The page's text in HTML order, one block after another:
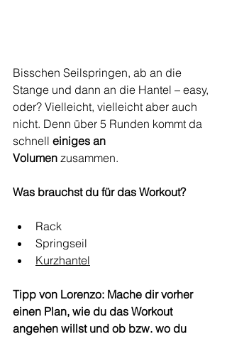
Bisschen Seilspringen, ab an die
Stange und dann an die Hantel – easy,
oder? Vielleicht, vielleicht aber auch
nicht. Denn über 5 Runden kommt da
schnell einiges an
Volumen zusammen.
Was brauchst du für das Workout?
Rack
Springseil
Kurzhantel
Tipp von Lorenzo: Mache dir vorher
einen Plan, wie du das Workout
angehen willst und ob bzw. wo du